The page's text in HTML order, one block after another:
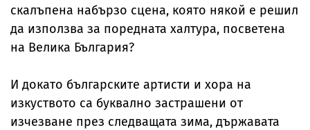
скалъпена набързо сцена, която някой е решил
да използва за поредната халтура, посветена
на Велика България?
И докато българските артисти и хора на
изкуството са буквално застрашени от
изчезване през следващата зима, държавата